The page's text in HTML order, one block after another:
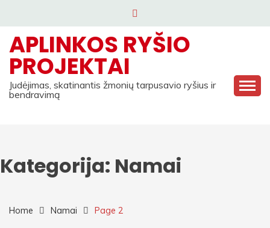
content
APLINKOS RYŠIO
PROJEKTAI
Judėjimas, skatinantis žmonių tarpusavio ryšius ir
bendravimą
Kategorija: Namai
Home Namai Page 2